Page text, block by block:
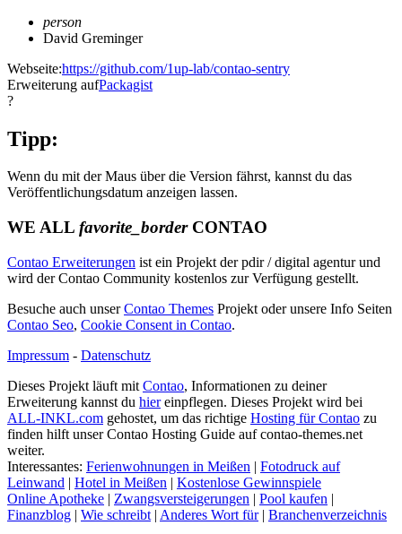
person
David Greminger
Webseite:https://github.com/1up-lab/contao-sentry
Erweiterung aufPackagist
?
Tipp:
Wenn du mit der Maus über die Version fährst, kannst du das
Veröffentlichungsdatum anzeigen lassen.
WE ALL favorite_borderCONTAO
Contao Erweiterungen ist ein Projekt der pdir / digital agentur und
wird der Contao Community kostenlos zur Verfügung gestellt.
Besuche auch unserContao Themes Projekt oder unsere Info Seiten
Contao Seo, Cookie Consent in Contao.
Impressum - Datenschutz
Dieses Projekt läuft mit Contao, Informationen zu deiner
Erweiterung kannst du hiereinpflegen. Dieses Projekt wird bei
ALL-INKL.com gehostet, um das richtige Hosting für Contao zu
finden hilft unser Contao Hosting Guide auf contao-themes.net
weiter.
Interessantes: Ferienwohnungen in Meißen | Fotodruck auf
Leinwand | Hotel in Meißen | Kostenlose Gewinnspiele
Online Apotheke | Zwangsversteigerungen | Pool kaufen |
Finanzblog | Wie schreibt | Anderes Wort für| Branchenverzeichnis